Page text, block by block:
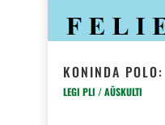
KONINDA
LEGI PLI / AŬSKULTI